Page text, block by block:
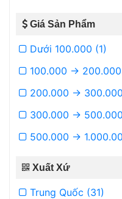
Giá Sản Phẩm
Dưới 100.000 (1)
100.000 ->
200.000 ->
300.000 ->
500.000 ->
Xuất Xứ
Trung Quốc (31)